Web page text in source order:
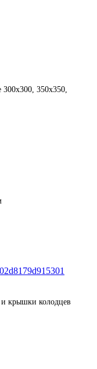
350x350,
и крышки колодцев